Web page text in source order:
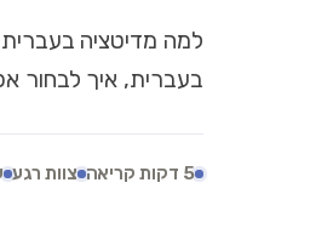
למה מדיטציה
בעברית, איך לבחור
5 דקות קריאה צוות רגע